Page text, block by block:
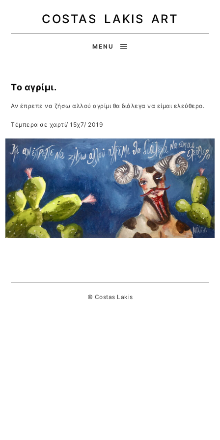
COSTAS LAKIS ART
MENU
Το αγρίμι.
Αν έπρεπε να ζήσω αλλού αγρίμι θα διάλεγα να είμαι ελεύθερο.
Τέμπερα σε χαρτί/ 15χ7/ 2019
© Costas Lakis